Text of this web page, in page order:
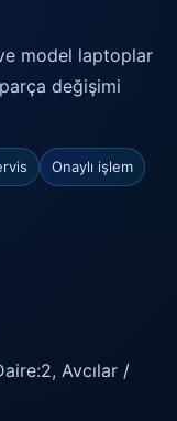
model laptoplar
değişimi
Onaylı işlem
Avcılar /